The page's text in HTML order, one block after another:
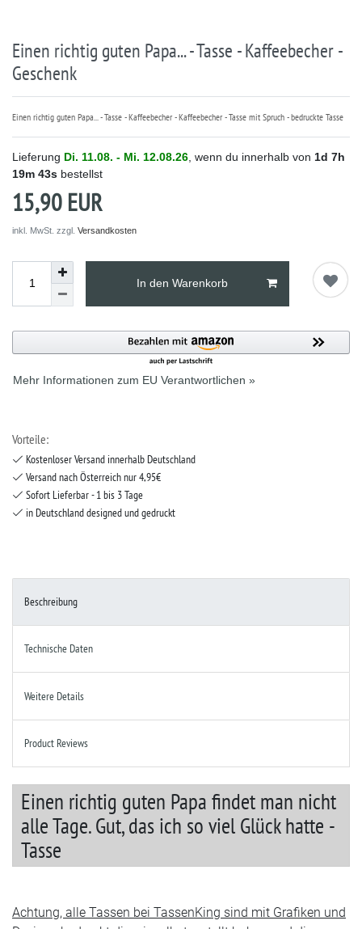
Einen richtig guten Papa... - Tasse - Kaffeebecher -
Geschenk
Einen richtig guten Papa... - Tasse - Kaffeebecher - Kaffeebecher - Tasse mit Spruch - bedruckte Tasse
Lieferung Di. 11.08. - Mi. 12.08.26 , wenn du innerhalb von 1d 7h
19m 43s bestellst
15,90 EUR
inkl. MwSt. zzgl. Versandkosten
In den Warenkorb
Mehr Informationen zum EU Verantwortlichen »
Vorteile:
Kostenloser Versand innerhalb Deutschland
Versand nach Österreich nur 4,95€
Sofort Lieferbar - 1 bis 3 Tage
in Deutschland designed und gedruckt
Beschreibung
Technische Daten
Weitere Details
Product Reviews
Einen richtig guten Papa findet man nicht
alle Tage. Gut, das ich so viel Glück hatte -
Tasse
Achtung, alle Tassen bei TassenKing sind mit Grafiken und